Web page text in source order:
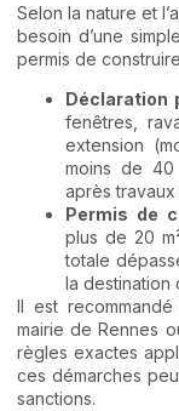
Selon la nature et
besoin d’une
permis de
Déclaration
fenêtres,
extension
moins de
après travaux
Permis de
plus de 20
totale
la destination
Il est
mairie de Rennes
règles exactes
ces démarches
sanctions.